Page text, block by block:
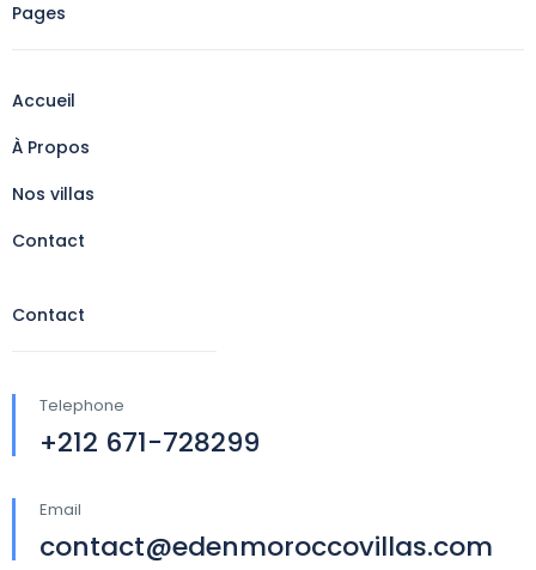
Pages
Accueil
À Propos
Nos villas
Contact
Contact
Telephone
+212 671-728299
Email
contact@edenmoroccovillas.com